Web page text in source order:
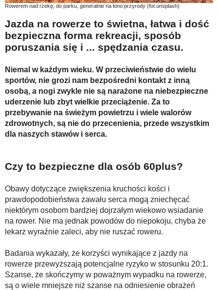
Na wesoło
Hobby i pasje
Żyj aktywnie
Dobra opieka
Warto naśladować
Coś dla ducha
Smacznie i zdrowo
Z internetem za pan brat
Bezpiecznie i w zgodzie z prawem
Rowerem nad rzekę, do parku, generalnie na łono przyrody (fot.unsplash)
Jazda na rowerze to świetna, łatwa i dość
bezpieczna forma rekreacji, sposób
poruszania się i ... spędzania czasu.
Niemal w każdym wieku. W przeciwieństwie do wielu
sportów, nie grozi nam bezpośredni kontakt z inną
osobą, a nogi zwykle nie są narażone na niebezpieczne
uderzenie lub zbyt wielkie przeciążenie. Za to
przebywanie na świeżym powietrzu i wiele walorów
zdrowotnych, są nie do przecenienia, przede wszystkim
dla naszych stawów i serca.
Czy to bezpieczne dla osób 60plus?
Obawy dotyczące zwiększenia kruchości kości i
prawdopodobieństwa zawału serca mogą zniechęcać
niektórym osobom bardziej dojrzałym wiekowo wsiadanie
na rower. Nie ma jednak powodów do niepokoju, chyba że
lekarz wyraźnie zaleci, aby nie ruszać roweru.
Badania wykazały, że korzyści wynikające z jazdy na
rowerze przewyższają potencjalne ryzyko w stosunku 20:1.
Szanse, że skończymy w poważnym wypadku na rowerze,
są o wiele mniejsze niż szanse na odniesienie obrażeń